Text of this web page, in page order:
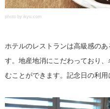
photo by ikyu.com
ホテルのレストランは高級感の
す。地産地消にこだわっており、
むことができます。記念日の利用